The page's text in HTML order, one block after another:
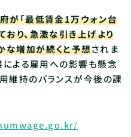
が「最低賃金1万ウォン台
おり、急激な引き上げより
な増加が続くと予想されま
による雇用への影響も懸念
維持のバランスが今後の課